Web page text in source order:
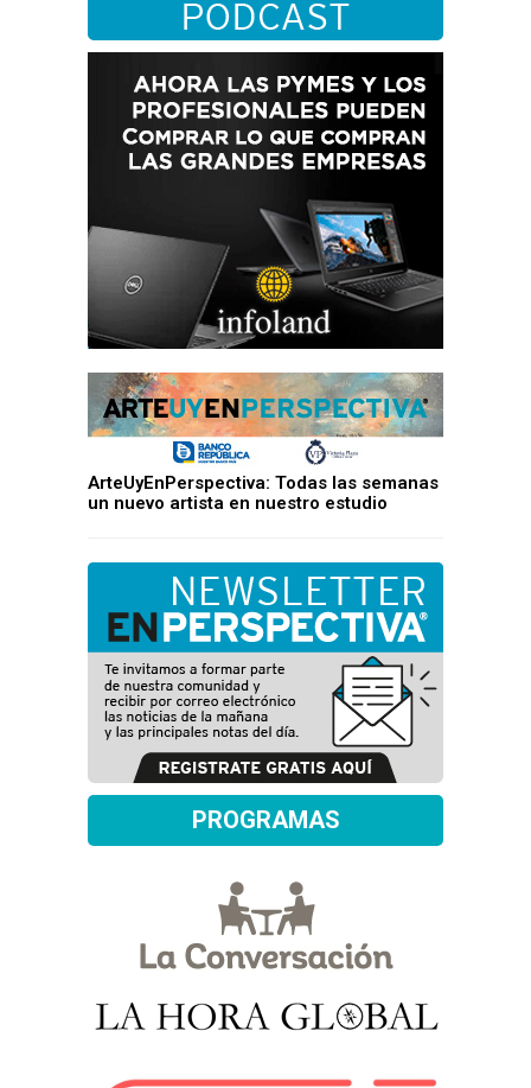
ArteUyEnPerspectiva: Todas las semanas
un nuevo artista en nuestro estudio
PROGRAMAS